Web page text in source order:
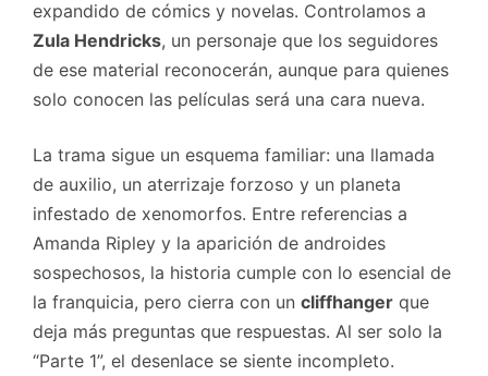
expandido de cómics y novelas. Controlamos a
Zula Hendricks, un personaje que los seguidores
de ese material reconocerán, aunque para quienes
solo conocen las películas será una cara nueva.
La trama sigue un esquema familiar: una llamada
de auxilio, un aterrizaje forzoso y un planeta
infestado de xenomorfos. Entre referencias a
Amanda Ripley y la aparición de androides
sospechosos, la historia cumple con lo esencial de
la franquicia, pero cierra con un cliffhanger que
deja más preguntas que respuestas. Al ser solo la
“Parte 1”, el desenlace se siente incompleto.